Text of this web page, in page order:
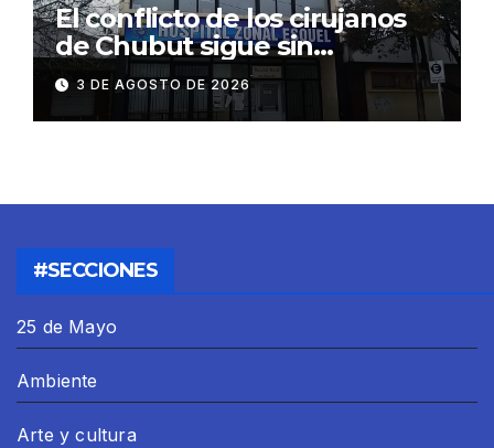
El conflicto de los cirujanos
de Chubut sigue sin
resolverse
3 DE AGOSTO DE 2026
#SECCIONES
25 de Mayo
Ambiente
Arte y cultura